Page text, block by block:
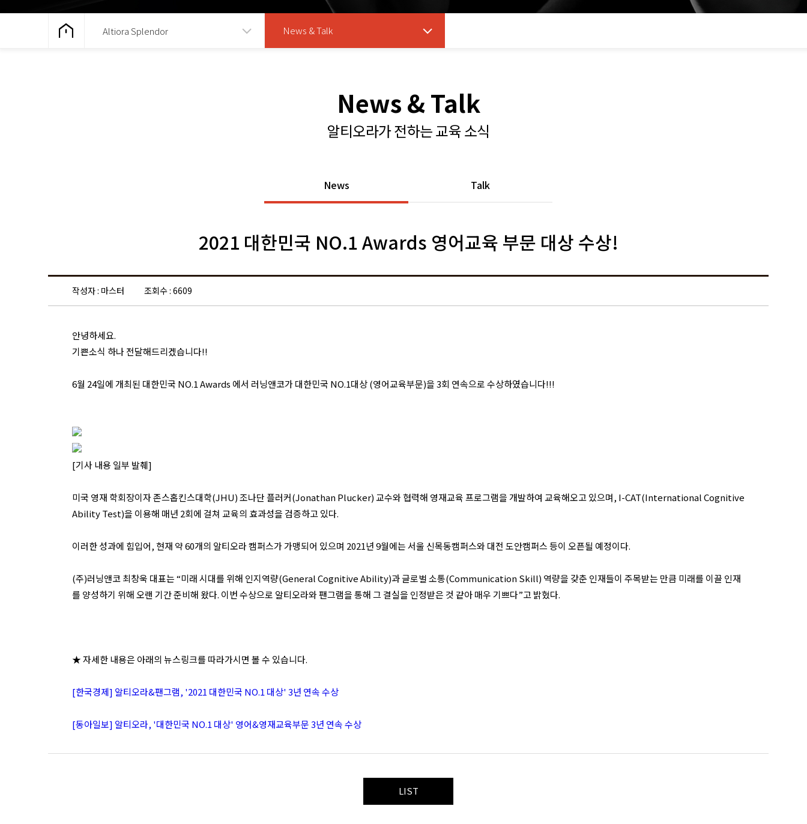
Altiora Splendor News & Talk
News & Talk
알티오라가 전하는 교육 소식
News Talk
2021 대한민국 NO.1 Awards 영어교육 부문 대상 수상!
작성자 : 마스터 조회수 : 6609
안녕하세요.
기쁜소식 하나 전달해드리겠습니다!!
6월 24일에 개최된 대한민국 NO.1 Awards 에서 러닝앤코가 대한민국 NO.1대상 (영어교육부문)을 3회 연속으로 수상하였습니다!!!
[기사 내용 일부 발췌]
미국 영재 학회장이자 존스홉킨스대학(JHU) 조나단 플러커(Jonathan Plucker) 교수와 협력해 영재교육 프로그램을 개발하여 교육해오고 있으며, I-CAT(International Cognitive
Ability Test)을 이용해 매년 2회에 걸쳐 교육의 효과성을 검증하고 있다.
이러한 성과에 힘입어, 현재 약 60개의 알티오라 캠퍼스가 가맹되어 있으며 2021년 9월에는 서울 신목동캠퍼스와 대전 도안캠퍼스 등이 오픈될 예정이다.
(주)러닝앤코 최창욱 대표는 “미래 시대를 위해 인지역량(General Cognitive Ability)과 글로벌 소통(Communication Skill) 역량을 갖춘 인재들이 주목받는 만큼 미래를 이끌 인재
를 양성하기 위해 오랜 기간 준비해 왔다. 이번 수상으로 알티오라와 팬그램을 통해 그 결실을 인정받은 것 같아 매우 기쁘다”고 밝혔다.
★ 자세한 내용은 아래의 뉴스링크를 따라가시면 볼 수 있습니다.
[한국경제] 알티오라&팬그램, '2021 대한민국 NO.1 대상' 3년 연속 수상
[동아일보] 알티오라, '대한민국 NO.1 대상' 영어&영재교육부문 3년 연속 수상
LIST